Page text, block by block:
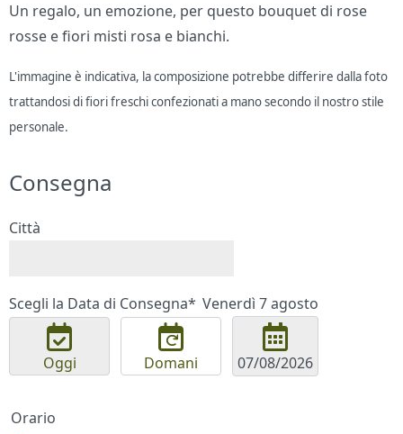
Un regalo, un emozione, per questo bouquet di rose
rosse e fiori misti rosa e bianchi.
L'immagine è indicativa, la composizione potrebbe differire dalla foto
trattandosi di fiori freschi confezionati a mano secondo il nostro stile
personale.
Consegna
Città
Scegli la Data di Consegna* Venerdì 7 agosto
Oggi Domani
Orario